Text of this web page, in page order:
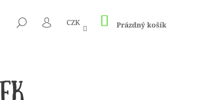
HLEDAT
PŘIHLÁŠENÍ
CZK NÁKUPNÍ
KOŠÍK
Prázdný košík